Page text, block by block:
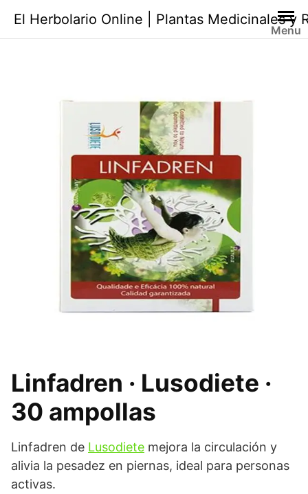
contenido
El Herbolario Online | Plantas Medicinales y
Menu
Linfadren · Lusodiete ·
30 ampollas
Linfadren de Lusodiete mejora la circulación y
alivia la pesadez en piernas, ideal para personas
activas.